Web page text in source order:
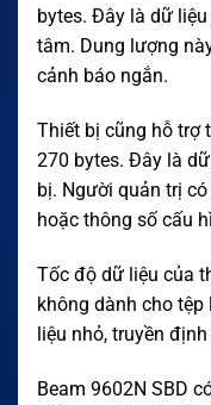
bytes. Đây là dữ
tâm. Dung lượng
cảnh báo ngắn.
Thiết bị cũng hỗ trợ
270 bytes. Đây là
bị. Người quản trị
hoặc thông số cấu
Tốc độ dữ liệu của
không dành cho
liệu nhỏ, truyền
Beam 9602N SBD